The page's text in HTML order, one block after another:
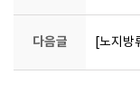
다음글 [노지방